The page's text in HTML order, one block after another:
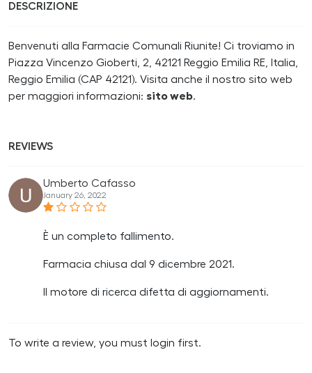
DESCRIZIONE
Benvenuti alla Farmacie Comunali Riunite! Ci troviamo in
Piazza Vincenzo Gioberti, 2, 42121 Reggio Emilia RE, Italia,
Reggio Emilia (CAP 42121). Visita anche il nostro sito web
per maggiori informazioni: sito web.
REVIEWS
Umberto Cafasso
January 26, 2022
È un completo fallimento.
Farmacia chiusa dal 9 dicembre 2021.
Il motore di ricerca difetta di aggiornamenti.
To write a review, you must login first.